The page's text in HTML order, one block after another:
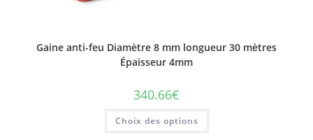
produit
Gaine anti-feu Diamètre 8 mm longueur 30 mètres
Épaisseur 4mm
340.66€
Choix des options
Ce
a